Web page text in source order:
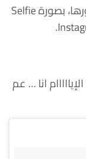
شاركت النجمة السورية أمل عرفة، جمهورها، بصورة Selfie
انا … عم